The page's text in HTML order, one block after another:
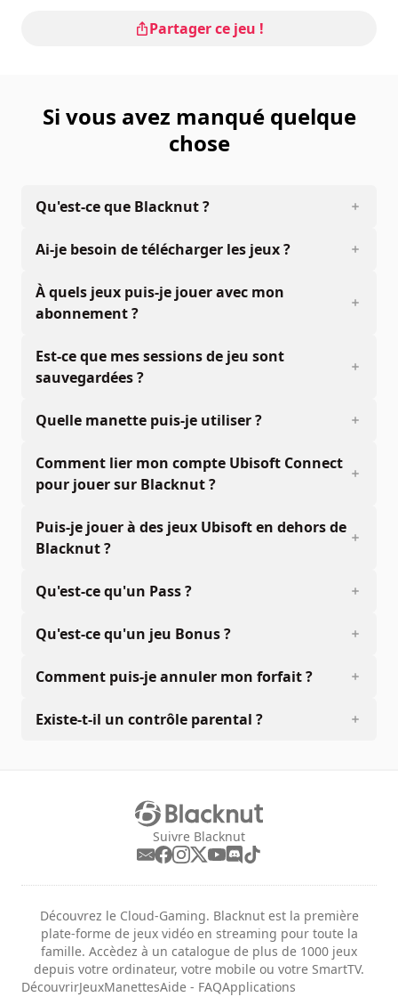
Partager ce jeu !
Si vous avez manqué quelque
chose
Qu'est-ce que Blacknut ?
Ai-je besoin de télécharger les jeux ?
À quels jeux puis-je jouer avec mon
abonnement ?
Est-ce que mes sessions de jeu sont
sauvegardées ?
Quelle manette puis-je utiliser ?
Comment lier mon compte Ubisoft Connect
pour jouer sur Blacknut ?
Puis-je jouer à des jeux Ubisoft en dehors de
Blacknut ?
Qu'est-ce qu'un Pass ?
Qu'est-ce qu'un jeu Bonus ?
Comment puis-je annuler mon forfait ?
Existe-t-il un contrôle parental ?
Suivre Blacknut
Découvrez le Cloud-Gaming. Blacknut est la première
plate-forme de jeux vidéo en streaming pour toute la
famille. Accèdez à un catalogue de plus de 1000 jeux
depuis votre ordinateur, votre mobile ou votre SmartTV.
DécouvrirJeuxManettesAide - FAQApplications